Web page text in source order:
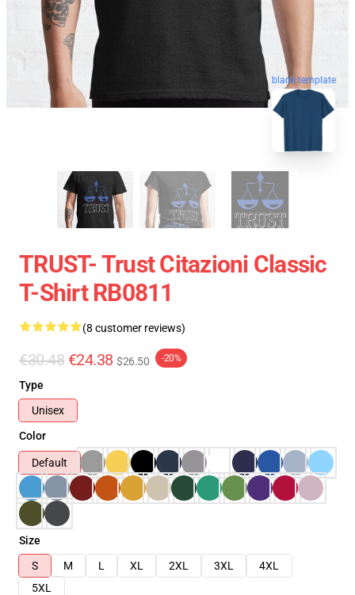
blank template
TRUST- Trust Citazioni Classic
T-Shirt RB0811
(8 customer reviews)
€30.48 €24.38 $26.50 -20%
Type
Unisex
Color
Default
Size
S
M L XL 2XL 3XL
4XL
5XL